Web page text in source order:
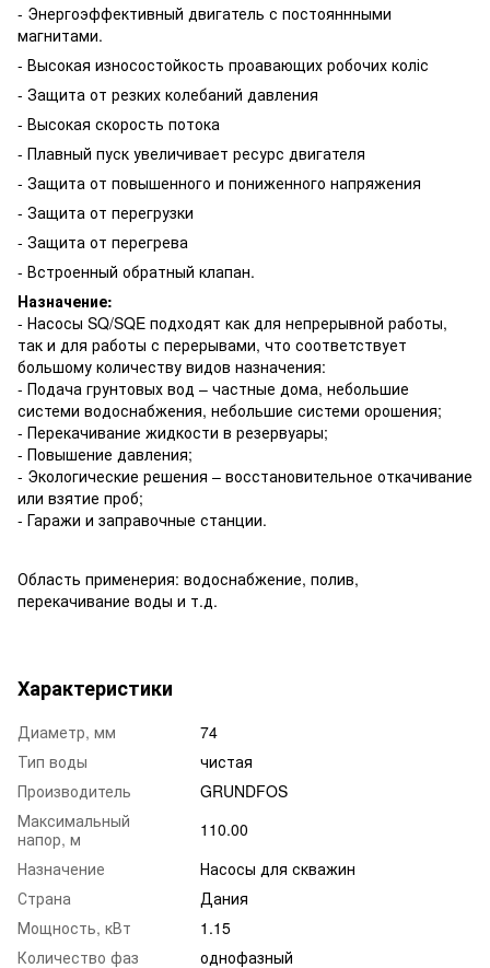
- Энергоэффективный двигатель с постояннными
магнитами.
- Высокая износостойкость проавающих робочих коліс
- Защита от резких колебаний давления
- Высокая скорость потока
- Плавный пуск увеличивает ресурс двигателя
- Защита от повышенного и пониженного напряжения
- Защита от перегрузки
- Защита от перегрева
- Встроенный обратный клапан.
Назначение:
- Насосы SQ/SQE подходят как для непрерывной работы,
так и для работы с перерывами, что соответствует
большому количеству видов назначения:
- Подача грунтовых вод – частные дома, небольшие
системи водоснабжения, небольшие системи орошения;
- Перекачивание жидкости в резервуары;
- Повышение давления;
- Экологические решения – восстановительное откачивание
или взятие проб;
- Гаражи и заправочные станции.
Область применерия: водоснабжение, полив,
перекачивание воды и т.д.
Характеристики
Диаметр, мм
74
Тип воды
чистая
Производитель
GRUNDFOS
Максимальный
напор, м
110.00
Назначение
Насосы для скважин
Страна
Дания
Мощность, кВт
1.15
Количество фаз
однофазный